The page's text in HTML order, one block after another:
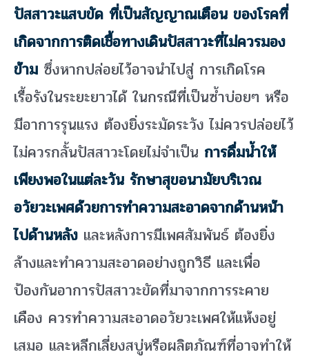
ปัสสาวะแสบขัด ที่เป็นสัญญาณเตือน ของโรคที่
เกิดจากการติดเชื้อทางเดินปัสสาวะที่ไม่ควรมอง
ข้าม ซึ่งหากปล่อยไว้อาจนำไปสู่ การเกิดโรค
เรื้อรังในระยะยาวได้ ในกรณีที่เป็นซ้ำบ่อยๆ หรือ
มีอาการรุนแรง ต้องยิ่งระมัดระวัง ไม่ควรปล่อยไว้
ไม่ควรกลั้นปัสสาวะโดยไม่จำเป็น การดื่มน้ำให้
เพียงพอในแต่ละวัน รักษาสุขอนามัยบริเวณ
อวัยวะเพศด้วยการทำความสะอาดจากด้านหน้า
ไปด้านหลัง และหลังการมีเพศสัมพันธ์ ต้องยิ่ง
ล้างและทำความสะอาดอย่างถูกวิธี และเพื่อ
ป้องกันอาการปัสสาวะขัดที่มาจากการระคาย
เคือง ควรทำความสะอาดอวัยวะเพศให้แห้งอยู่
เสมอ และหลีกเลี่ยงสบู่หรือผลิตภัณฑ์ที่อาจทำให้